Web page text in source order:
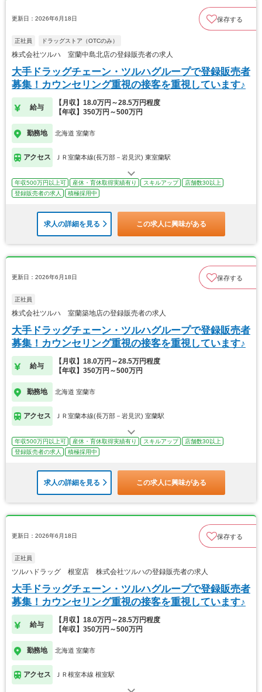
更新日：2026年6月18日 保存する
正社員 ドラッグストア（OTCのみ）
株式会社ツルハ 室蘭中島北店の登録販売者の求人
大手ドラッグチェーン・ツルハグループで登録販売者
募集！カウンセリング重視の接客を重視しています♪
給与
【月収】18.0万円～28.5万円程度
【年収】350万円～500万円
勤務地 北海道 室蘭市
アクセス ＪＲ室蘭本線(長万部－岩見沢) 東室蘭駅
年収500万円以上可 産休・育休取得実績有り スキルアップ
店舗数30以上
登録販売者の求人
積極採用中
求人の詳細を見る この求人に興味がある
更新日：2026年6月18日 保存する
正社員
株式会社ツルハ 室蘭築地店の登録販売者の求人
大手ドラッグチェーン・ツルハグループで登録販売者
募集！カウンセリング重視の接客を重視しています♪
給与
【月収】18.0万円～28.5万円程度
【年収】350万円～500万円
勤務地 北海道 室蘭市
アクセス ＪＲ室蘭本線(長万部－岩見沢) 室蘭駅
年収500万円以上可 産休・育休取得実績有り スキルアップ
店舗数30以上
登録販売者の求人
積極採用中
求人の詳細を見る この求人に興味がある
更新日：2026年6月18日 保存する
正社員
ツルハドラッグ 根室店 株式会社ツルハの登録販売者の求人
大手ドラッグチェーン・ツルハグループで登録販売者
募集！カウンセリング重視の接客を重視しています♪
給与
【月収】18.0万円～28.5万円程度
【年収】350万円～500万円
勤務地 北海道 室蘭市
アクセス ＪＲ根室本線 根室駅